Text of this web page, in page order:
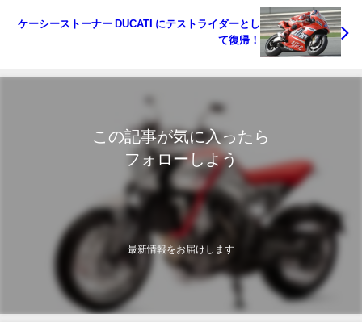
ケーシーストーナー DUCATI にテストライダーとし
て復帰！
この記事が気に入ったら
フォローしよう
最新情報をお届けします